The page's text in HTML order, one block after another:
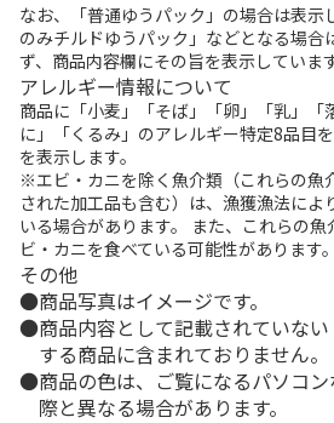
なお、「普通ゆうパック」の場合は表示
のみチルドゆうパック」などとなる場合
ず、商品内容欄にその旨を表示しています
アレルギー情報について
商品に「小麦」「そば」「卵」「乳」「
に」「くるみ」のアレルギー特定8品目
を表示します。
※エビ・カニを除く魚介類（これらの魚
された加工品も含む）は、漁獲漁法によ
いる場合があります。 また、これらの
ビ・カニを食べている可能性があります。
その他
商品写真はイメージです。
商品内容として記載されていな
する商品に含まれておりません。
商品の色は、ご覧になるパソコ
際と異なる場合があります。